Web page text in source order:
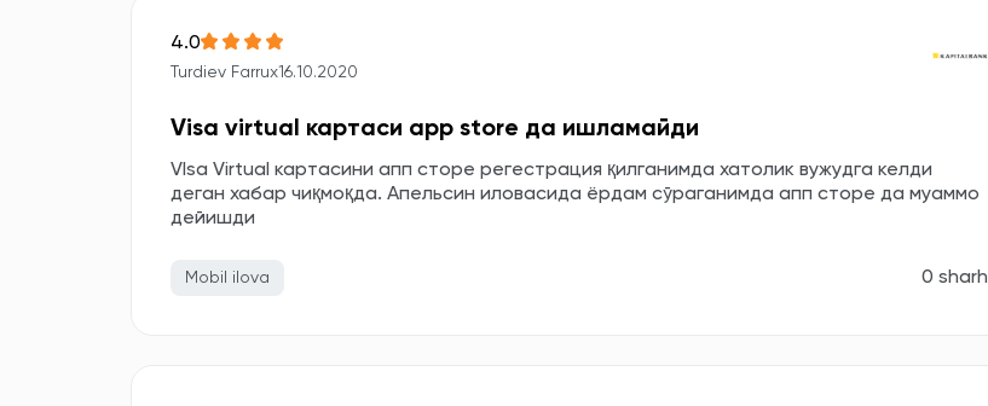
4.0
Turdiev Farrux16.10.2020
Visa virtual картаси app store да ишламайди
VIsa Virtual картасини апп сторе регестрация қилганимда хатолик вужудга келди
деган хабар чиқмоқда. Апельсин иловасида ёрдам сўраганимда апп сторе да муаммо
дейишди
Mobil ilova 0 sharh